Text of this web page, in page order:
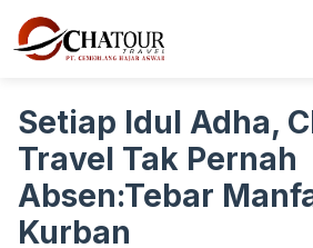
Setiap Idul Adha,
Travel Tak Pernah
Absen:Tebar
Kurban